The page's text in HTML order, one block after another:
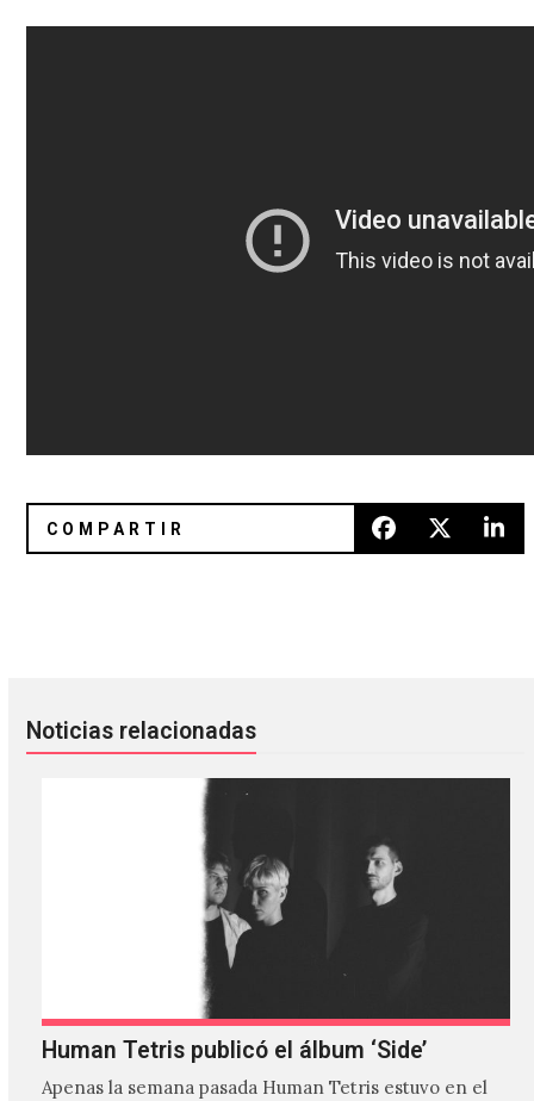
Noticias relacionadas
Human Tetris publicó el álbum ‘Side’
Apenas la semana pasada Human Tetris estuvo en el